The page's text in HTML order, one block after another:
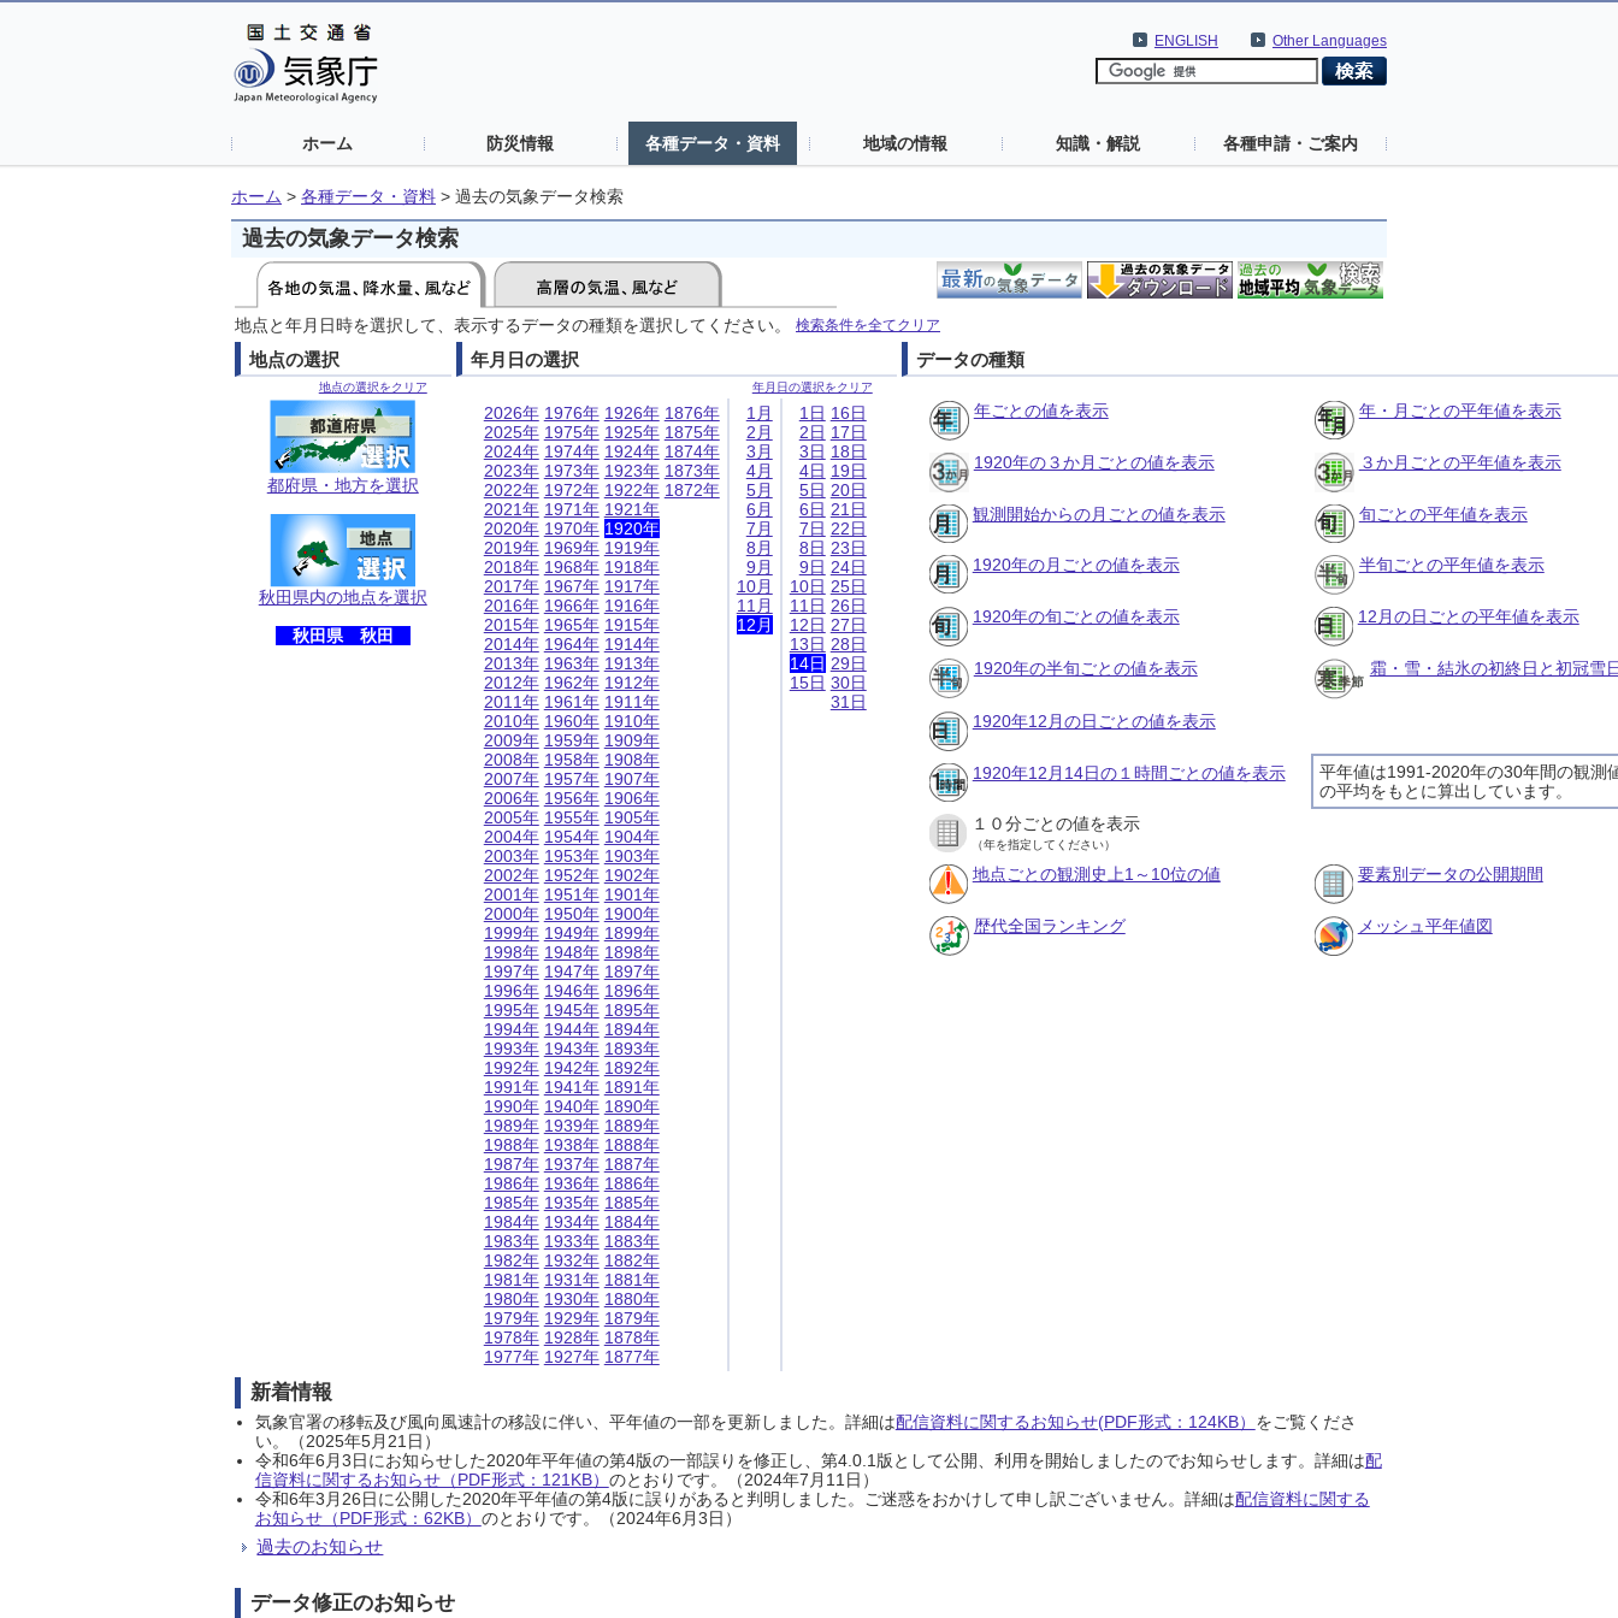
Other Languages
ENGLISH
ホーム 防災情報 各種データ・資料 地域の情報 知識・解説 各種申請・ご案内
ホーム > 各種データ・資料 > 過去の気象データ検索
過去の気象データ検索
地点と年月日時を選択して、表示するデータの種類を選択してください。 検索条件を全てクリア
地点の選択
地点の選択をクリア
都府県・地方を選択
秋田県内の地点を選択
秋田県 秋田
年月日の選択
年月日の選択をクリア
2026年
2025年
2024年
2023年
2022年
2021年
2020年
2019年
2018年
2017年
2016年
2015年
2014年
2013年
2012年
2011年
2010年
2009年
2008年
2007年
2006年
2005年
2004年
2003年
2002年
2001年
2000年
1999年
1998年
1997年
1996年
1995年
1994年
1993年
1992年
1991年
1990年
1989年
1988年
1987年
1986年
1985年
1984年
1983年
1982年
1981年
1980年
1979年
1978年
1977年
1976年
1975年
1974年
1973年
1972年
1971年
1970年
1969年
1968年
1967年
1966年
1965年
1964年
1963年
1962年
1961年
1960年
1959年
1958年
1957年
1956年
1955年
1954年
1953年
1952年
1951年
1950年
1949年
1948年
1947年
1946年
1945年
1944年
1943年
1942年
1941年
1940年
1939年
1938年
1937年
1936年
1935年
1934年
1933年
1932年
1931年
1930年
1929年
1928年
1927年
1926年
1925年
1924年
1923年
1922年
1921年
1920年
1919年
1918年
1917年
1916年
1915年
1914年
1913年
1912年
1911年
1910年
1909年
1908年
1907年
1906年
1905年
1904年
1903年
1902年
1901年
1900年
1899年
1898年
1897年
1896年
1895年
1894年
1893年
1892年
1891年
1890年
1889年
1888年
1887年
1886年
1885年
1884年
1883年
1882年
1881年
1880年
1879年
1878年
1877年
1876年
1875年
1874年
1873年
1872年
1月
2月
3月
4月
5月
6月
7月
8月
9月
10月
11月
12月
1日
2日
3日
4日
5日
6日
7日
8日
9日
10日
11日
12日
13日
14日
15日
16日
17日
18日
19日
20日
21日
22日
23日
24日
25日
26日
27日
28日
29日
30日
31日
データの種類
年ごとの値を表示 年・月ごとの平年値を表示
1920年の３か月ごとの値を表示 ３か月ごとの平年値を表示
観測開始からの月ごとの値を表示 旬ごとの平年値を表示
1920年の月ごとの値を表示 半旬ごとの平年値を表示
1920年の旬ごとの値を表示 12月の日ごとの平年値を表示
1920年の半旬ごとの値を表示 霜・雪・結氷の初終日と初冠雪
1920年12月の日ごとの値を表示
平年値は1991-2020年の30年間の観測
の平均をもとに算出しています。
1920年12月14日の１時間ごとの値を表示
１０分ごとの値を表示
（年を指定してください）
地点ごとの観測史上1～10位の値 要素別データの公開期間
歴代全国ランキング メッシュ平年値図
新着情報
気象官署の移転及び風向風速計の移設に伴い、平年値の一部を更新しました。詳細は配信資料に関するお知らせ(PDF形式：124KB） をご覧くださ
い。（2025年5月21日）
令和6年6月3日にお知らせした2020年平年値の第4版の一部誤りを修正し、第4.0.1版として公開、利用を開始しましたのでお知らせします。詳細は配
信資料に関するお知らせ（PDF形式：121KB） のとおりです。（2024年7月11日）
令和6年3月26日に公開した2020年平年値の第4版に誤りがあると判明しました。ご迷惑をおかけして申し訳ございません。詳細は配信資料に関する
お知らせ（PDF形式：62KB） のとおりです。（2024年6月3日）
過去のお知らせ
データ修正のお知らせ